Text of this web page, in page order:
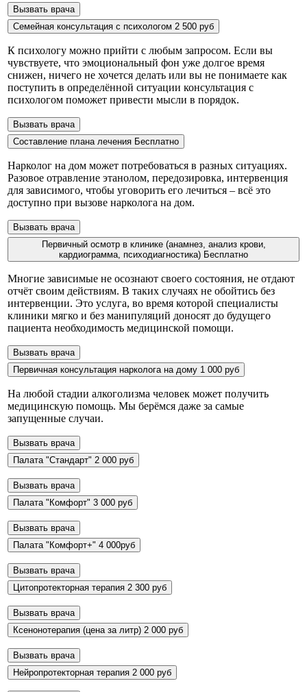
Вызвать врача
Семейная консультация с психологом 2 500 руб
К психологу можно прийти с любым запросом. Если вы
чувствуете, что эмоциональный фон уже долгое время
снижен, ничего не хочется делать или вы не понимаете как
поступить в определённой ситуации консультация с
психологом поможет привести мысли в порядок.
Вызвать врача
Составление плана лечения Бесплатно
Нарколог на дом может потребоваться в разных ситуациях.
Разовое отравление этанолом, передозировка, интервенция
для зависимого, чтобы уговорить его лечиться – всё это
доступно при вызове нарколога на дом.
Вызвать врача
Первичный осмотр в клинике (анамнез, анализ крови,
кардиограмма, психодиагностика) Бесплатно
Многие зависимые не осознают своего состояния, не отдают
отчёт своим действиям. В таких случаях не обойтись без
интервенции. Это услуга, во время которой специалисты
клиники мягко и без манипуляций доносят до будущего
пациента необходимость медицинской помощи.
Вызвать врача
Первичная консультация нарколога на дому 1 000 руб
На любой стадии алкоголизма человек может получить
медицинскую помощь. Мы берёмся даже за самые
запущенные случаи.
Вызвать врача
Палата "Стандарт" 2 000 руб
Вызвать врача
Палата "Комфорт" 3 000 руб
Вызвать врача
Палата "Комфорт+" 4 000руб
Вызвать врача
Цитопротекторная терапия 2 300 руб
Вызвать врача
Ксенонотерапия (цена за литр) 2 000 руб
Вызвать врача
Нейропротекторная терапия 2 000 руб